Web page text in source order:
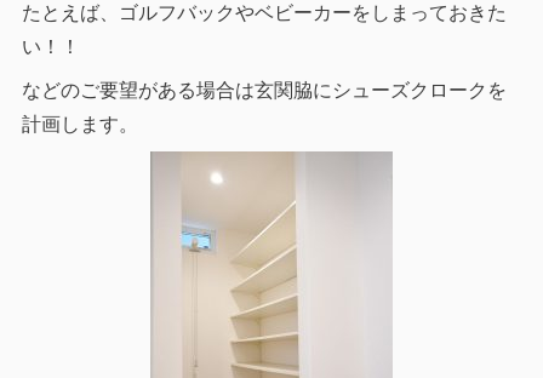
たとえば、ゴルフバックやベビーカーをしまっておきた
い！！
などのご要望がある場合は玄関脇にシューズクロークを
計画します。